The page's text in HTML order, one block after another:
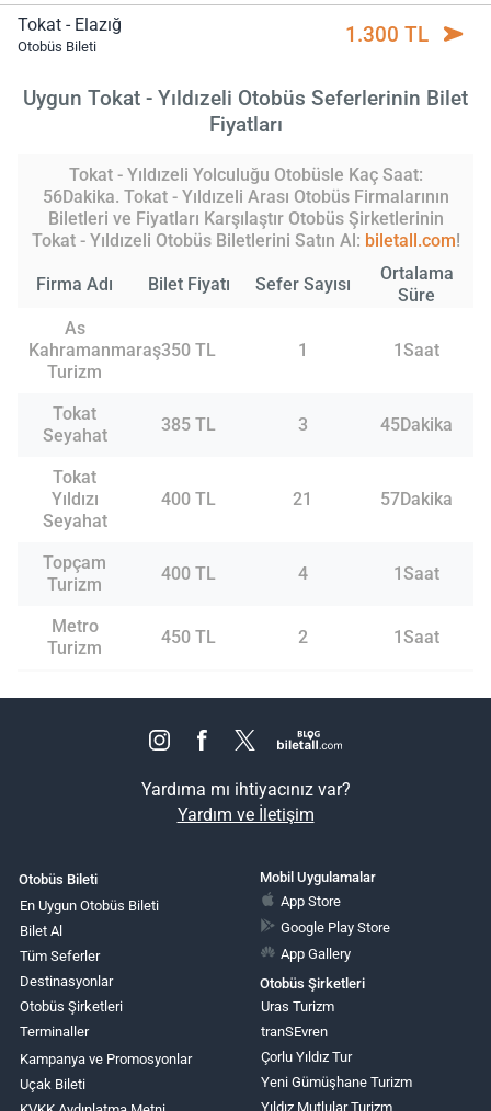
Tokat - Elazığ
Otobüs Bileti 1.300 TL
Uygun Tokat - Yıldızeli Otobüs Seferlerinin Bilet
Fiyatları
Tokat - Yıldızeli Yolculuğu Otobüsle Kaç Saat:
56Dakika. Tokat - Yıldızeli Arası Otobüs Firmalarının
Biletleri ve Fiyatları Karşılaştır Otobüs Şirketlerinin
Tokat - Yıldızeli Otobüs Biletlerini Satın Al: biletall.com!
Firma Adı Bilet Fiyatı Sefer Sayısı
Ortalama
Süre
As
Kahramanmaraş
Turizm
350 TL 1 1Saat
Tokat
Seyahat
385 TL 3 45Dakika
Tokat
Yıldızı
Seyahat
400 TL 21 57Dakika
Topçam
Turizm
400 TL 4 1Saat
Metro
Turizm
450 TL 2 1Saat
Yardıma mı ihtiyacınız var?
Yardım ve İletişim
Otobüs Bileti
En Uygun Otobüs Bileti
Bilet Al
Tüm Seferler
Destinasyonlar
Otobüs Şirketleri
Terminaller
Kampanya ve Promosyonlar
Uçak Bileti
Mobil Uygulamalar
App Store
Google Play Store
App Gallery
Otobüs Şirketleri
Uras Turizm
tranSEvren
Çorlu Yıldız Tur
Yeni Gümüşhane Turizm
Yıldız Mutlular Turizm